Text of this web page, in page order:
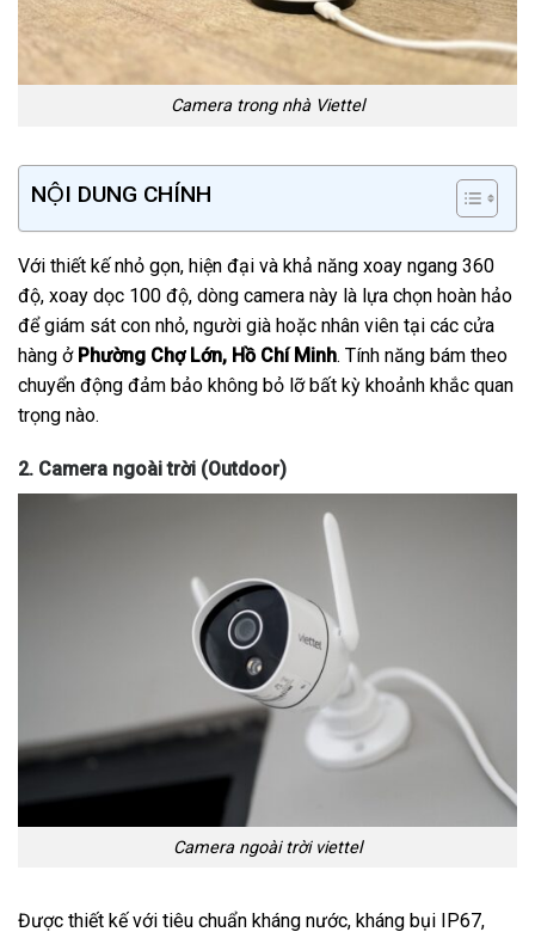
Camera trong nhà Viettel
NỘI DUNG CHÍNH
Với thiết kế nhỏ gọn, hiện đại và khả năng xoay ngang 360
độ, xoay dọc 100 độ, dòng camera này là lựa chọn hoàn hảo
để giám sát con nhỏ, người già hoặc nhân viên tại các cửa
hàng ở Phường Chợ Lớn, Hồ Chí Minh. Tính năng bám theo
chuyển động đảm bảo không bỏ lỡ bất kỳ khoảnh khắc quan
trọng nào.
2. Camera ngoài trời (Outdoor)
Camera ngoài trời viettel
Được thiết kế với tiêu chuẩn kháng nước, kháng bụi IP67,